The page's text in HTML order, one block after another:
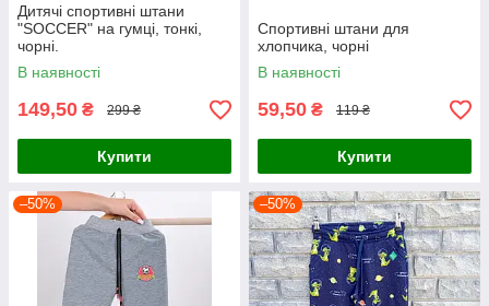
Дитячі спортивні штани
"SOCCER" на гумці, тонкі,
чорні.
В наявності
149,50 ₴ 299 ₴
Купити
Спортивні штани для
хлопчика, чорні
В наявності
59,50 ₴ 119 ₴
Купити
–50% –50%